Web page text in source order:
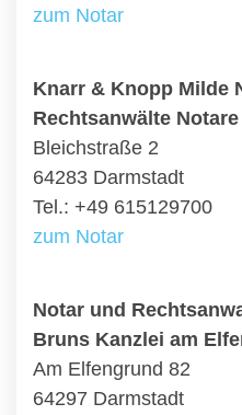
zum Notar
Knarr & Knopp Milde
Rechtsanwälte
Bleichstraße 2
64283 Darmstadt
Tel.: +49 615129700
zum Notar
Notar und
Bruns Kanzlei am
Am Elfengrund 82
64297 Darmstadt